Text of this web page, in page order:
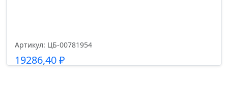
Артикул: ЦБ-00781954
19286,40₽